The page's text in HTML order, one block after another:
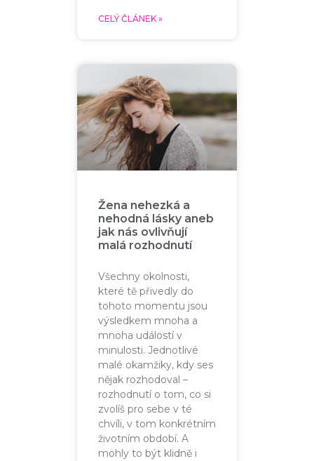
CELÝ ČLÁNEK »
Žena nehezká a
nehodná lásky aneb
jak nás ovlivňují
malá rozhodnutí
Všechny okolnosti,
které tě přivedly do
tohoto momentu jsou
výsledkem mnoha a
mnoha událostí v
minulosti. Jednotlivé
malé okamžiky, kdy ses
nějak rozhodoval –
rozhodnutí o tom, co si
zvolíš pro sebe v té
chvíli, v tom konkrétním
životním období. A
mohly to být klidně i